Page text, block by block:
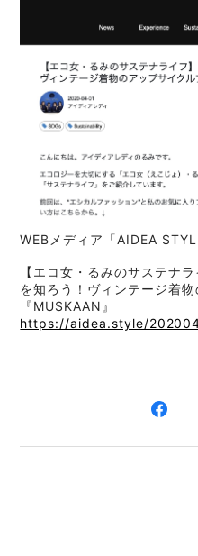
WEBメディア「AIDEA
【エコ女・るみのサステナ
を知ろう！ヴィンテージ着
『MUSKAAN』
https://aidea.style/